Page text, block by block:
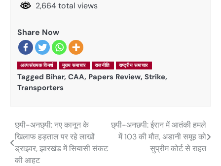
2,664 total views
Share Now
अल्पसंख्यक विमर्श मुख्य समाचार राजनीति राष्ट्रीय समाचार
Tagged Bihar, CAA, Papers Review, Strike,
Transporters
Post
navigation
छ्पी-अनछ्पी: नए कानून के
खिलाफ हड़ताल पर रहे लाखों
ड्राइवर, झारखंड में सियासी संकट
की आहट
छ्पी-अनछपी: ईरान में आतंकी हमले
में 103 की मौत, अडानी समूह को
सुप्रीम कोर्ट से राहत